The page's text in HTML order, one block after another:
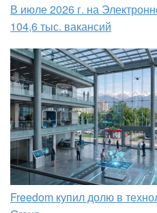
В июле 2026 г. на
104,6 тыс. вакансий
Freedom купил долю в